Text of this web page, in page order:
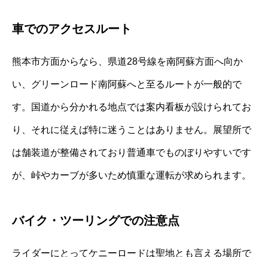
車でのアクセスルート
熊本市方面からなら、県道28号線を南阿蘇方面へ向か
い、グリーンロード南阿蘇へと至るルートが一般的で
す。国道から分かれる地点では案内看板が設けられてお
り、それに従えば特に迷うことはありません。展望所で
は舗装道が整備されており普通車でものぼりやすいです
が、峠やカーブが多いため慎重な運転が求められます。
バイク・ツーリングでの注意点
ライダーにとってケニーロードは聖地とも言える場所で